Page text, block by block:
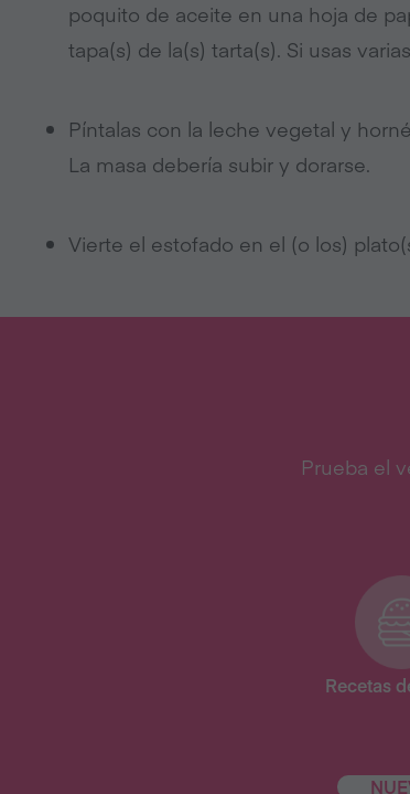
poquito de aceite en una hoja de
tapa(s) de la(s) tarta(s). Si usas
Píntalas con la leche vegetal y
La masa debería subir y dorarse.
Vierte el estofado en el (o los)
Prueba el
Recetas